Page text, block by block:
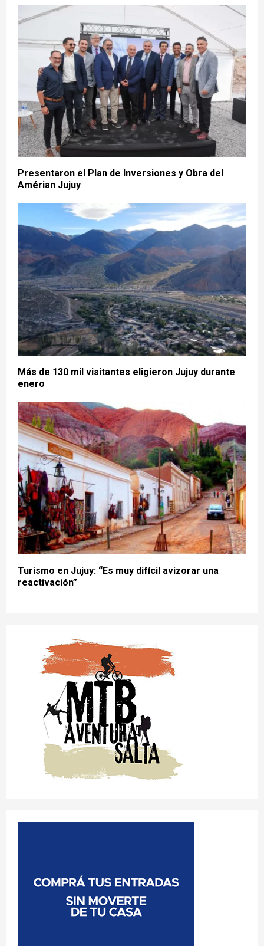
Presentaron el Plan de Inversiones y Obra del
Amérian Jujuy
Más de 130 mil visitantes eligieron Jujuy durante
enero
Turismo en Jujuy: “Es muy difícil avizorar una
reactivación”